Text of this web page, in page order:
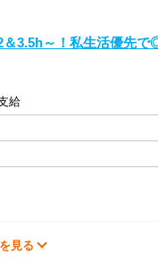
3.5h～！私生活優先
給
見る